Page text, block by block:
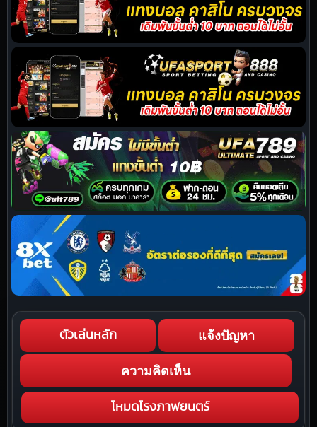
ตัวเล่นหลัก แจ้งปัญหา
ความคิดเห็น
โหมดโรงภาพยนตร์